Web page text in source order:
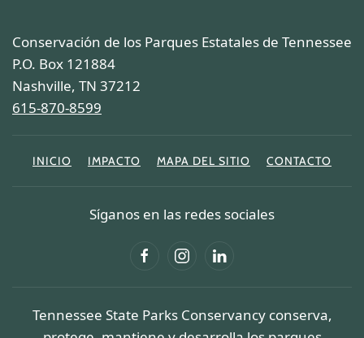
Conservación de los Parques Estatales de Tennessee
P.O. Box 121884
Nashville, TN 37212
615-870-8599
INICIO IMPACTO MAPA DEL SITIO CONTACTO
Síganos en las redes sociales
Tennessee State Parks Conservancy conserva,